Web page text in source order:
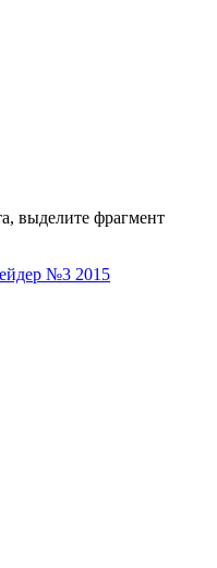
выделите фрагмент
№3 2015